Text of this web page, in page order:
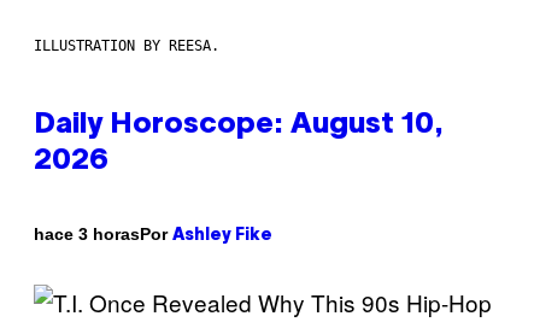
ILLUSTRATION BY REESA.
Daily Horoscope: August 10,
2026
hace 3 horasPor Ashley Fike